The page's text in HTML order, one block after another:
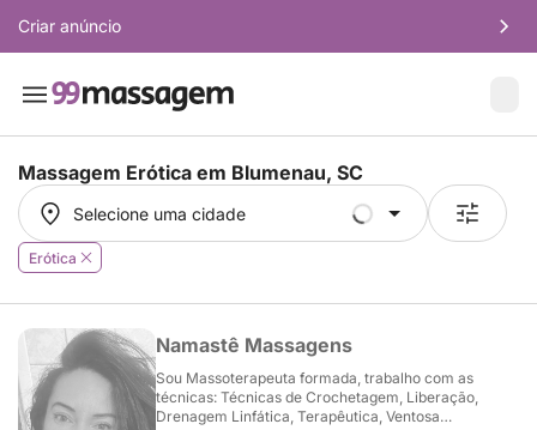
Criar anúncio
Massagem Erótica em Blumenau, SC
Selecione uma cidade
Selecione uma cidade
Erótica
Namastê Massagens
Sou Massoterapeuta formada, trabalho com as
técnicas: Técnicas de Crochetagem, Liberação,
Drenagem Linfática, Terapêutica, Ventosa…